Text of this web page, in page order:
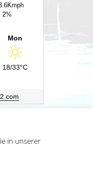
2%
Mon
18/33°C
in unserer